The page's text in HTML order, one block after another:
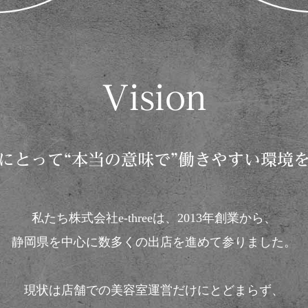
Vision
とって“本当の意味で”働きやすい環境
私たち株式会社e-threeは、2013年創業から、
静岡県を中心に数多くの出店を進めて参りました。
現状は店舗での美容室運営だけにとどまらず、